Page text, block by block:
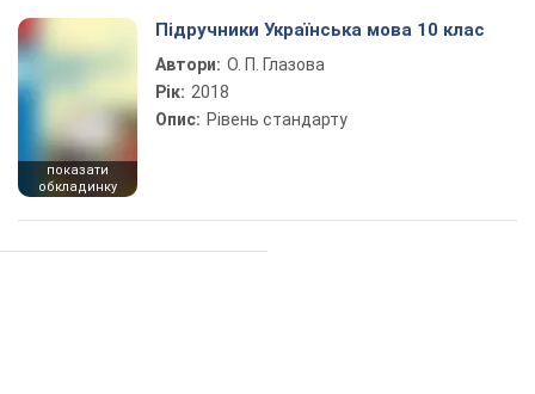
показати
обкладинку
Підручники Українська мова 10 клас
Автори: О. П. Глазова
Рік: 2018
Опис: Рівень стандарту